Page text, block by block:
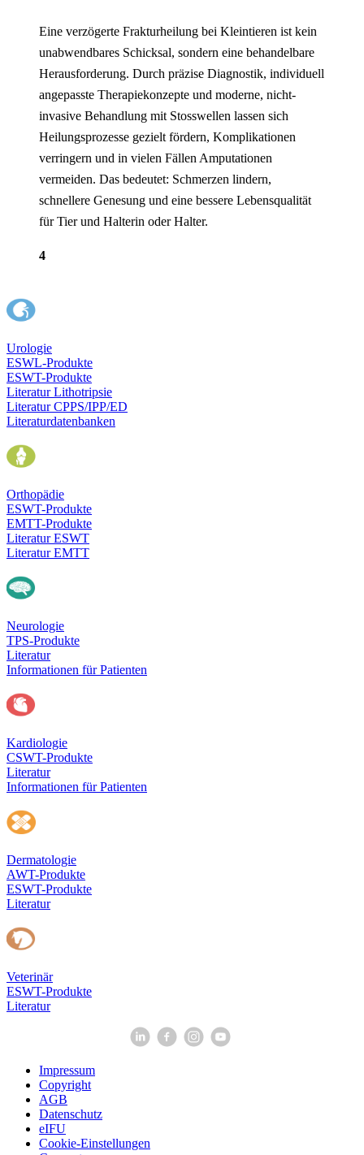
Eine verzögerte Frakturheilung bei Kleintieren ist kein
unabwendbares Schicksal, sondern eine behandelbare
Herausforderung. Durch präzise Diagnostik, individuell
angepasste Therapiekonzepte und moderne, nicht-
invasive Behandlung mit Stosswellen lassen sich
Heilungsprozesse gezielt fördern, Komplikationen
verringern und in vielen Fällen Amputationen
vermeiden. Das bedeutet: Schmerzen lindern,
schnellere Genesung und eine bessere Lebensqualität
für Tier und Halterin oder Halter.
4
Urologie
ESWL-Produkte
ESWT-Produkte
Literatur Lithotripsie
Literatur CPPS/IPP/ED
Literaturdatenbanken
Orthopädie
ESWT-Produkte
EMTT-Produkte
Literatur ESWT
Literatur EMTT
Neurologie
TPS-Produkte
Literatur
Informationen für Patienten
Kardiologie
CSWT-Produkte
Literatur
Informationen für Patienten
Dermatologie
AWT-Produkte
ESWT-Produkte
Literatur
Veterinär
ESWT-Produkte
Literatur
Impressum
Copyright
AGB
Datenschutz
eIFU
Cookie-Einstellungen